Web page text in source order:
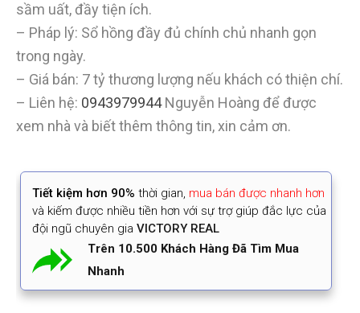
sầm uất, đầy tiện ích.
– Pháp lý: Sổ hồng đầy đủ chính chủ nhanh gọn
trong ngày.
– Giá bán: 7 tỷ thương lượng nếu khách có thiện chí.
– Liên hệ: 0943979944Nguyễn Hoàng để được
xem nhà và biết thêm thông tin, xin cảm ơn.
Tiết kiệm hơn 90% thời gian, mua bán được nhanh hơn
và kiếm được nhiều tiền hơn với sự trợ giúp đắc lực của
đội ngũ chuyên gia VICTORY REAL
Trên 10.500 Khách Hàng Đã Tìm Mua
Nhanh